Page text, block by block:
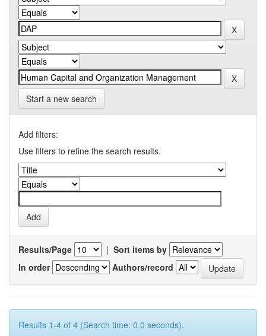
Start a new search
Add filters:
Use filters to refine the search results.
Results/Page | Sort items by
In order
Authors/record
Results 1-4 of 4 (Search time: 0.0 seconds).